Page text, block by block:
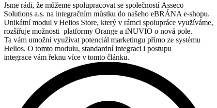
Jsme rádi, že můžeme spolupracovat se společností Asseco
Solutions a.s. na integračním můstku do našeho eBRÁNA e-shopu.
Unikátní modul v Helios Store, který v rámci spolupráce využíváme,
rozšiřuje možnosti platformy Orange a iNUVIO o nová pole.
Ta vám umožní využívat potenciál marketingu přímo ze systému
Helios. O tomto modulu, standardní integraci i postupu
integrace vám řeknu více v tomto článku.